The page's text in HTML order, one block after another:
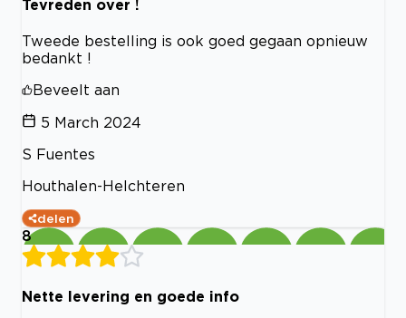
Tevreden over !
Tweede bestelling is ook goed gegaan opnieuw
bedankt !
Beveelt aan
5 March 2024
S Fuentes
Houthalen-Helchteren
delen
8
Nette levering en goede info